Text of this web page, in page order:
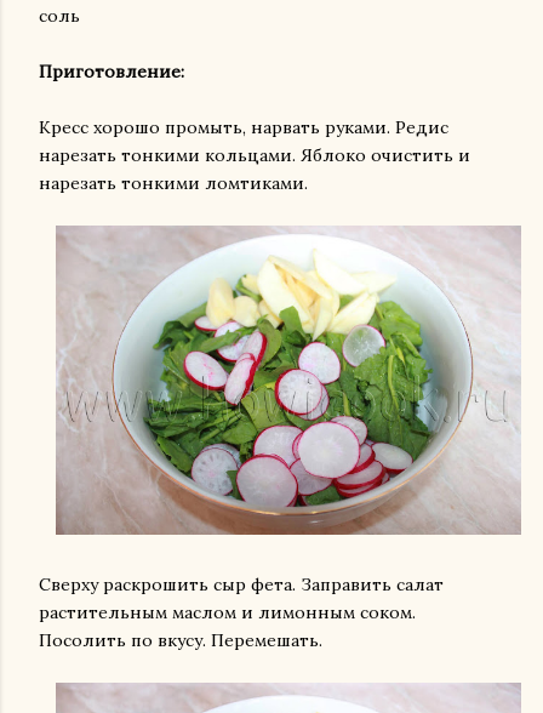
соль
Приготовление:
Кресс хорошо промыть, нарвать руками. Редис
нарезать тонкими кольцами. Яблоко очистить и
нарезать тонкими ломтиками.
Сверху раскрошить сыр фета. Заправить салат
растительным маслом и лимонным соком.
Посолить по вкусу. Перемешать.